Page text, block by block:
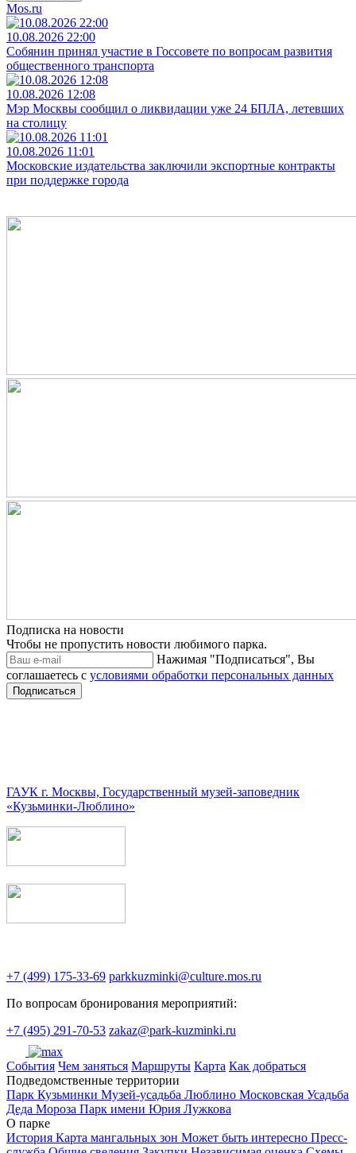
Mos.ru
10.08.2026 22:00
Собянин принял участие в Госсовете по вопросам развития
общественного транспорта
10.08.2026 12:08
Мэр Москвы сообщил о ликвидации уже 24 БПЛА, летевших
на столицу
10.08.2026 11:01
Московские издательства заключили экспортные контракты
при поддержке города
Подписка на новости
Чтобы не пропустить новости любимого парка.
Нажимая "Подписаться", Вы
соглашаетесь с условиями обработки персональных данных
Подписаться
ГАУК г. Москвы, Государственный музей-заповедник
«Кузьминки-Люблино»
+7 (499) 175-33-69 parkkuzminki@culture.mos.ru
По вопросам бронирования мероприятий:
+7 (495) 291-70-53 zakaz@park-kuzminki.ru
Cобытия Чем заняться Маршруты Карта Как добраться
Подведомственные территории
Парк Кузьминки Музей-усадьба Люблино Московская Усадьба
Деда Мороза Парк имени Юрия Лужкова
О парке
История Карта мангальных зон Может быть интересно Пресс-